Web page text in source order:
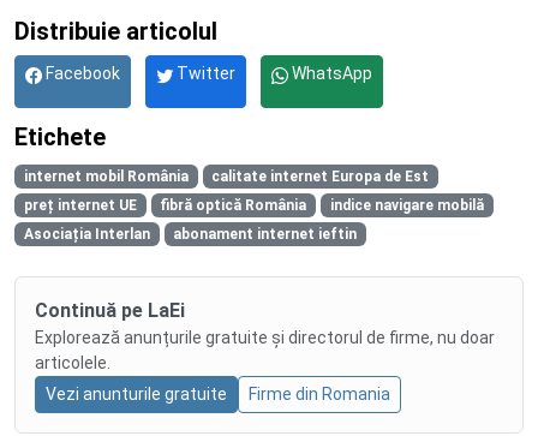
Distribuie articolul
Facebook Twitter WhatsApp
Etichete
internet mobil România
calitate internet Europa de Est
preț internet UE
fibră optică România
indice navigare mobilă
Asociația Interlan
abonament internet ieftin
Continuă pe LaEi
Explorează anunțurile gratuite și directorul de firme, nu doar
articolele.
Vezi anunturile gratuite
Firme din Romania